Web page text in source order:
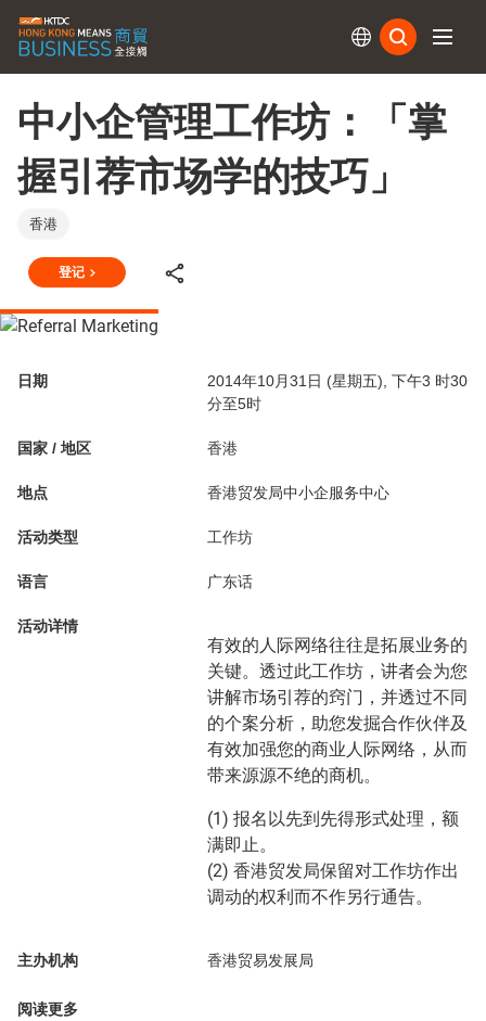
中小企管理工作坊：「掌
握引荐市场学的技巧」
香港
登记
日期
2014年10月31日 (星期五), 下午3 时30
分至5时
国家 / 地区 香港
地点 香港贸发局中小企服务中心
活动类型 工作坊
语言 广东话
活动详情
有效的人际网络往往是拓展业务的
关键。透过此工作坊，讲者会为您
讲解市场引荐的窍门，并透过不同
的个案分析，助您发掘合作伙伴及
有效加强您的商业人际网络，从而
带来源源不绝的商机。
(1) 报名以先到先得形式处理，额
满即止。
(2) 香港贸发局保留对工作坊作出
调动的权利而不作另行通告。
主办机构 香港贸易发展局
阅读更多